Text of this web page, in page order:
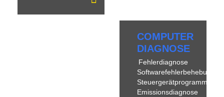
COMPUTER
DIAGNOSE
Fehlerdiagnose
Softwarefehlerbehebung
Emissionsdiagnose